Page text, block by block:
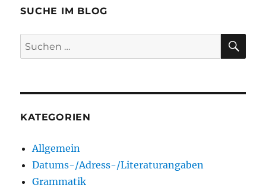
SUCHE IM BLOG
Suchen
nach:
KATEGORIEN
Allgemein
Datums-/Adress-/Literaturangaben
Grammatik